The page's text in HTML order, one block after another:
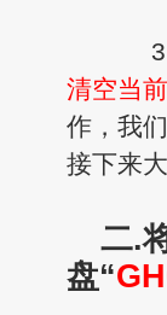
3.
清空当
作，我
接下来
二.
盘“